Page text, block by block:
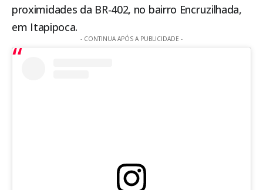
proximidades da BR-402, no bairro Encruzilhada,
em Itapipoca.
- CONTINUA APÓS A PUBLICIDADE -